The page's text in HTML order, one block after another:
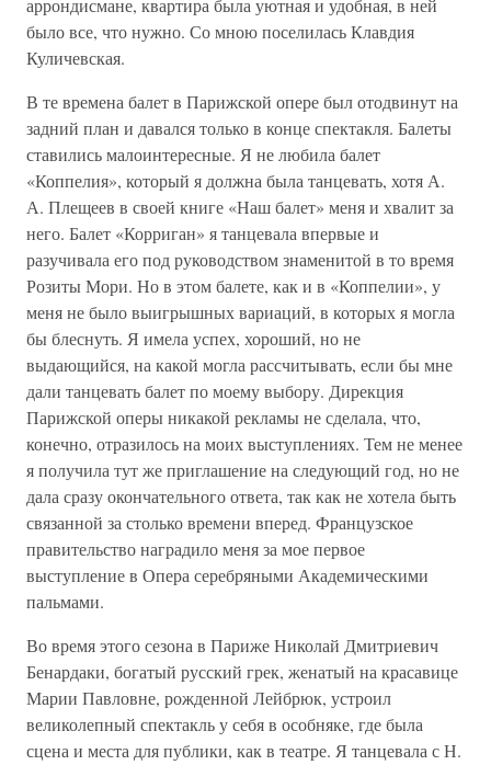
аррондисмане, квартира была уютная и удобная, в ней
было все, что нужно. Со мною поселилась Клавдия
Куличевская.
В те времена балет в Парижской опере был отодвинут на
задний план и давался только в конце спектакля. Балеты
ставились малоинтересные. Я не любила балет
«Коппелия», который я должна была танцевать, хотя А.
А. Плещеев в своей книге «Наш балет» меня и хвалит за
него. Балет «Корриган» я танцевала впервые и
разучивала его под руководством знаменитой в то время
Розиты Мори. Но в этом балете, как и в «Коппелии», у
меня не было выигрышных вариаций, в которых я могла
бы блеснуть. Я имела успех, хороший, но не
выдающийся, на какой могла рассчитывать, если бы мне
дали танцевать балет по моему выбору. Дирекция
Парижской оперы никакой рекламы не сделала, что,
конечно, отразилось на моих выступлениях. Тем не менее
я получила тут же приглашение на следующий год, но не
дала сразу окончательного ответа, так как не хотела быть
связанной за столько времени вперед. Французское
правительство наградило меня за мое первое
выступление в Опера серебряными Академическими
пальмами.
Во время этого сезона в Париже Николай Дмитриевич
Бенардаки, богатый русский грек, женатый на красавице
Марии Павловне, рожденной Лейбрюк, устроил
великолепный спектакль у себя в особняке, где была
сцена и места для публики, как в театре. Я танцевала с Н.